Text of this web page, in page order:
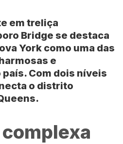
em treliça
Bridge se destaca
York como uma das
e
Com dois níveis
o distrito
.